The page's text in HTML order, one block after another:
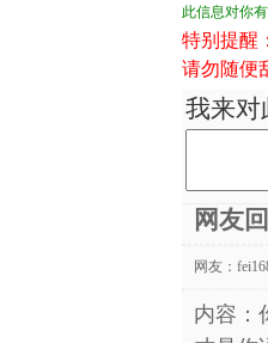
此信息对你
特别提醒
请勿随便
我来对
网友
网友：
内容：